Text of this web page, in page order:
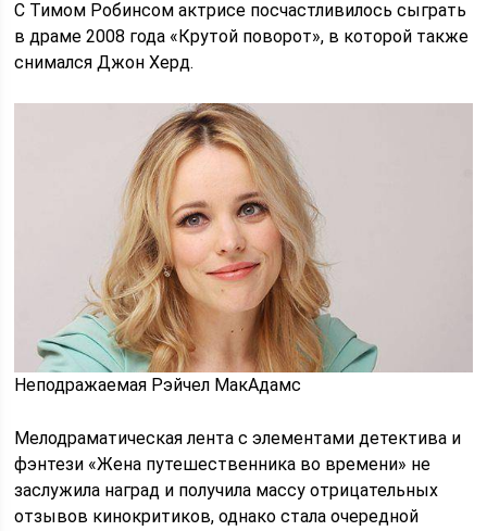
С Тимом Робинсом актрисе посчастливилось сыграть
в драме 2008 года «Крутой поворот», в которой также
снимался Джон Херд.
Неподражаемая Рэйчел МакАдамс
Мелодраматическая лента с элементами детектива и
фэнтези «Жена путешественника во времени» не
заслужила наград и получила массу отрицательных
отзывов кинокритиков, однако стала очередной